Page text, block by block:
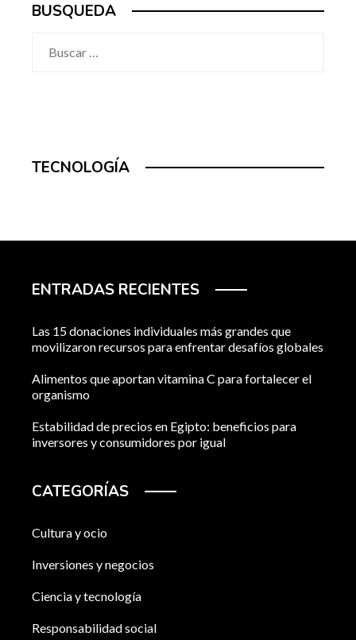
BUSQUEDA
TECNOLOGÍA
ENTRADAS RECIENTES
Las 15 donaciones individuales más grandes que
movilizaron recursos para enfrentar desafíos globales
Alimentos que aportan vitamina C para fortalecer el
organismo
Estabilidad de precios en Egipto: beneficios para
inversores y consumidores por igual
CATEGORÍAS
Cultura y ocio
Inversiones y negocios
Ciencia y tecnología
Responsabilidad social